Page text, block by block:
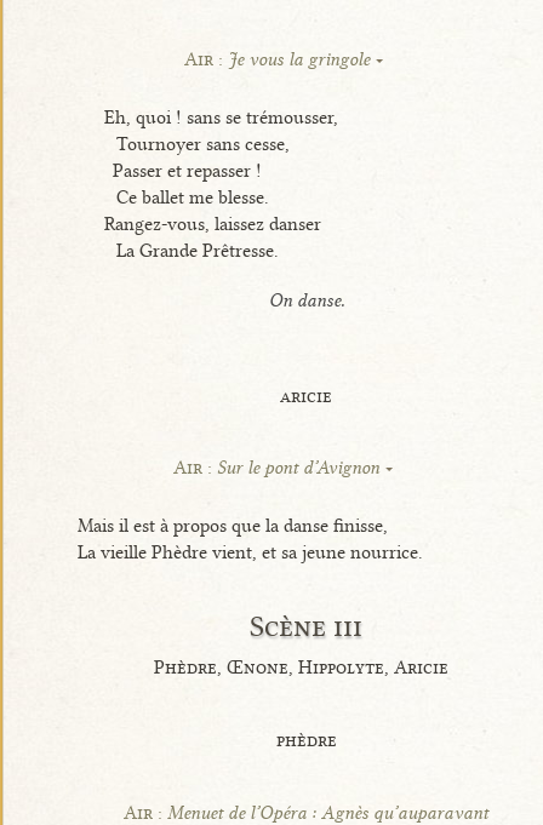
Air : Je vous la gringole
Eh, quoi ! sans se trémousser,
Tournoyer sans cesse,
Passer et repasser !
Ce ballet me blesse.
Rangez-vous, laissez danser
La Grande Prêtresse.
On danse.
aricie
Air : Sur le pont d’Avignon
Mais il est à propos que la danse finisse,
La vieille Phèdre vient, et sa jeune nourrice.
Scène iii
Phèdre, Œnone, Hippolyte, Aricie
phèdre
Air :Menuet de l’Opéra : Agnès qu’auparavant